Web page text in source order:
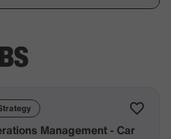
Management - Car